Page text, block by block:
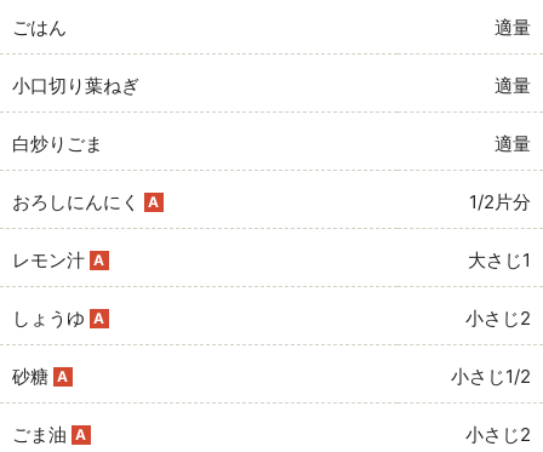
ごはん 適量
小口切り葉ねぎ 適量
白炒りごま 適量
おろしにんにく A 1/2片分
レモン汁 A 大さじ1
しょうゆ A 小さじ2
砂糖 A 小さじ1/2
ごま油 A 小さじ2